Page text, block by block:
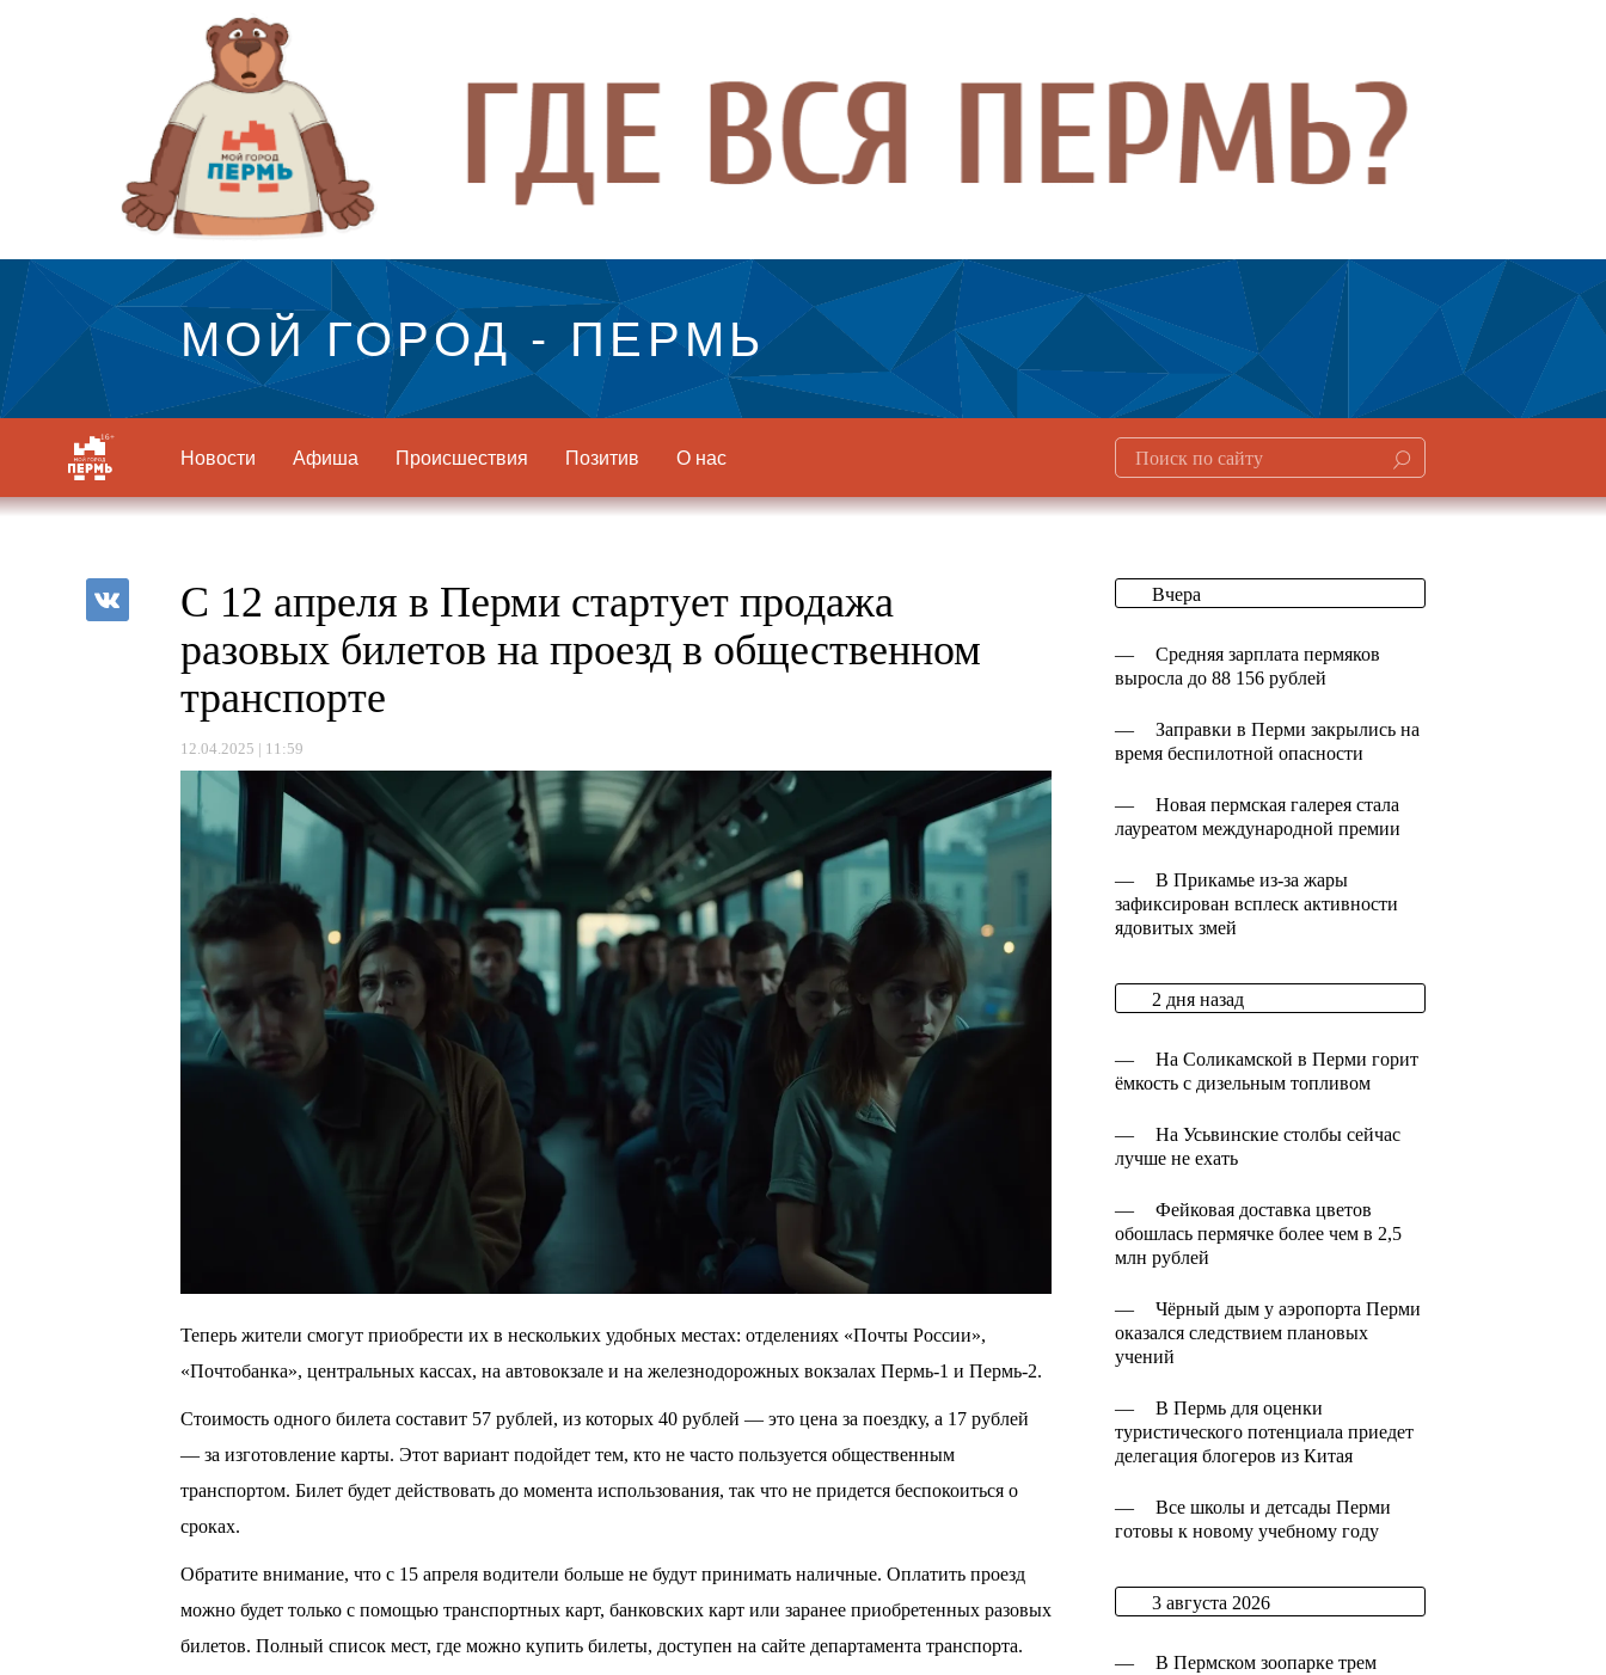
МОЙ ГОРОД - ПЕРМЬ
Новости Афиша Происшествия Позитив О нас
С 12 апреля в Перми стартует продажа
разовых билетов на проезд в общественном
транспорте
12.04.2025 | 11:59
Теперь жители смогут приобрести их в нескольких удобных местах: отделениях «Почты России»,
«Почтобанка», центральных кассах, на автовокзале и на железнодорожных вокзалах Пермь-1 и Пермь-2.
Стоимость одного билета составит 57 рублей, из которых 40 рублей — это цена за поездку, а 17 рублей
— за изготовление карты. Этот вариант подойдет тем, кто не часто пользуется общественным
транспортом. Билет будет действовать до момента использования, так что не придется беспокоиться о
сроках.
Обратите внимание, что с 15 апреля водители больше не будут принимать наличные. Оплатить проезд
можно будет только с помощью транспортных карт, банковских карт или заранее приобретенных разовых
билетов. Полный список мест, где можно купить билеты, доступен на сайте департамента транспорта.
Вчера
—
Средняя зарплата пермяков
выросла до 88 156 рублей
—
Заправки в Перми закрылись на
время беспилотной опасности
—
Новая пермская галерея стала
лауреатом международной премии
—
В Прикамье из-за жары
зафиксирован всплеск активности
ядовитых змей
2 дня назад
—
На Соликамской в Перми горит
ёмкость с дизельным топливом
—
На Усьвинские столбы сейчас
лучше не ехать
—
Фейковая доставка цветов
обошлась пермячке более чем в 2,5
млн рублей
—
Чёрный дым у аэропорта Перми
оказался следствием плановых
учений
—
В Пермь для оценки
туристического потенциала приедет
делегация блогеров из Китая
—
Все школы и детсады Перми
готовы к новому учебному году
3 августа 2026
—
В Пермском зоопарке трем